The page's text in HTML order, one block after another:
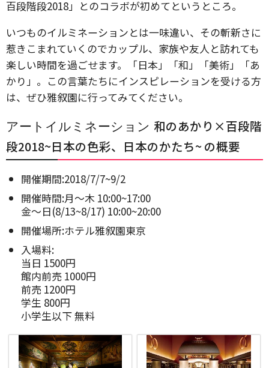
百段階段2018」とのコラボが初めてというところ。
いつものイルミネーションとは一味違い、その斬新さに
惹きこまれていくのでカップル、家族や友人と訪れても
楽しい時間を過ごせます。「日本」「和」「美術」「あ
かり」。この言葉たちにインスピレーションを受ける方
は、ぜひ雅叙園に行ってみてください。
アートイルミネーション 和のあかり×百段階
段2018~日本の色彩、日本のかたち~ の概要
開催期間:2018/7/7~9/2
開催時間:月～木 10:00~17:00
金～日(8/13~8/17) 10:00~20:00
開催場所:ホテル雅叙園東京
入場料:
当日 1500円
館内前売 1000円
前売 1200円
学生 800円
小学生以下 無料